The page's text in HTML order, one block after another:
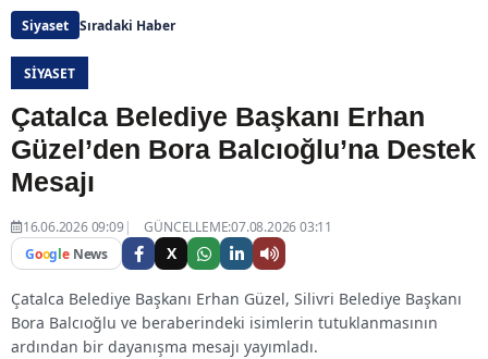
Siyaset Sıradaki Haber
SIYASET
Çatalca Belediye Başkanı Erhan
Güzel’den Bora Balcıoğlu’na Destek
Mesajı
16.06.2026 09:09
GÜNCELLEME:07.08.2026 03:11
Google News X
Çatalca Belediye Başkanı Erhan Güzel, Silivri Belediye Başkanı
Bora Balcıoğlu ve beraberindeki isimlerin tutuklanmasının
ardından bir dayanışma mesajı yayımladı.